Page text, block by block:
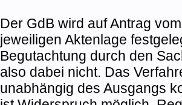
Der GdB wird auf Antrag
jeweiligen Aktenlage
Begutachtung durch den
also dabei nicht. Das
unabhängig des Ausgangs